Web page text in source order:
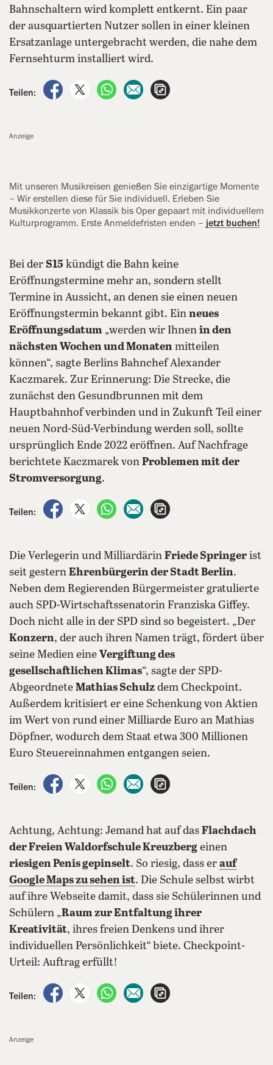
Bahnschaltern wird komplett entkernt. Ein paar
der ausquartierten Nutzer sollen in einer kleinen
Ersatzanlage untergebracht werden, die nahe dem
Fernsehturm installiert wird.
Teilen:
auf Facebook teilen
auf X teilenper WhatsApp teilen
per E-Mail teilen
Anzeige
Mit unseren Musikreisen genießen Sie einzigartige Momente
– Wir erstellen diese für Sie individuell. Erleben Sie
Musikkonzerte von Klassik bis Oper gepaart mit individuellem
Kulturprogramm. Erste Anmeldefristen enden – jetzt buchen!
Bei der S15 kündigt die Bahn keine
Eröffnungstermine mehr an, sondern stellt
Termine in Aussicht, an denen sie einen neuen
Eröffnungstermin bekannt gibt. Ein neues
Eröffnungsdatum „werden wir Ihnen in den
nächsten Wochen und Monaten mitteilen
können“, sagte Berlins Bahnchef Alexander
Kaczmarek. Zur Erinnerung: Die Strecke, die
zunächst den Gesundbrunnen mit dem
Hauptbahnhof verbinden und in Zukunft Teil einer
neuen Nord-Süd-Verbindung werden soll, sollte
ursprünglich Ende 2022 eröffnen. Auf Nachfrage
berichtete Kaczmarek von Problemen mit der
Stromversorgung.
Teilen:
auf Facebook teilen
auf X teilenper WhatsApp teilen
per E-Mail teilen
Die Verlegerin und Milliardärin Friede Springer ist
seit gestern Ehrenbürgerin der Stadt Berlin.
Neben dem Regierenden Bürgermeister gratulierte
auch SPD-Wirtschaftssenatorin Franziska Giffey.
Doch nicht alle in der SPD sind so begeistert. „Der
Konzern, der auch ihren Namen trägt, fördert über
seine Medien eine Vergiftung des
gesellschaftlichen Klimas“, sagte der SPD-
Abgeordnete Mathias Schulz dem Checkpoint.
Außerdem kritisiert er eine Schenkung von Aktien
im Wert von rund einer Milliarde Euro an Mathias
Döpfner, wodurch dem Staat etwa 300 Millionen
Euro Steuereinnahmen entgangen seien.
Teilen:
auf Facebook teilen
auf X teilenper WhatsApp teilen
per E-Mail teilen
Achtung, Achtung: Jemand hat auf das Flachdach
der Freien Waldorfschule Kreuzberg einen
riesigen Penis gepinselt. So riesig, dass er auf
Google Maps zu sehen ist. Die Schule selbst wirbt
auf ihre Webseite damit, dass sie Schülerinnen und
Schülern „Raum zur Entfaltung ihrer
Kreativität, ihres freien Denkens und ihrer
individuellen Persönlichkeit“ biete. Checkpoint-
Urteil: Auftrag erfüllt!
Teilen:
auf Facebook teilen
auf X teilenper WhatsApp teilen
per E-Mail teilen
Anzeige